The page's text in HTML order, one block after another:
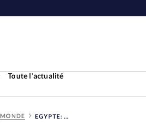
Toute l'actualité
MONDE EGYPTE: SEPT COPTES ASSASSINÉS ET AUTANT DE BLESSÉS SUITE À UNE ATTAQUE DE L’ETAT ISLAMIQUE